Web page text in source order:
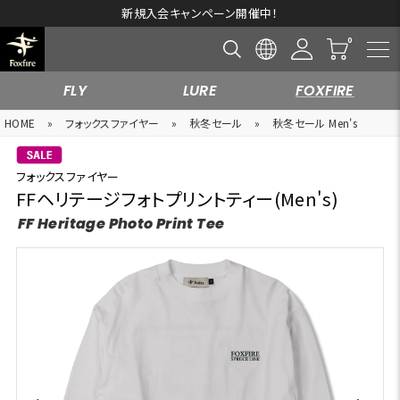
新規入会キャンペーン開催中！
FLY LURE FOXFIRE
HOME » フォックスファイヤー » 秋冬セール » 秋冬セール Men's
フォックスファイヤー
FFヘリテージフォトプリントティー(Men's)
FF Heritage Photo Print Tee